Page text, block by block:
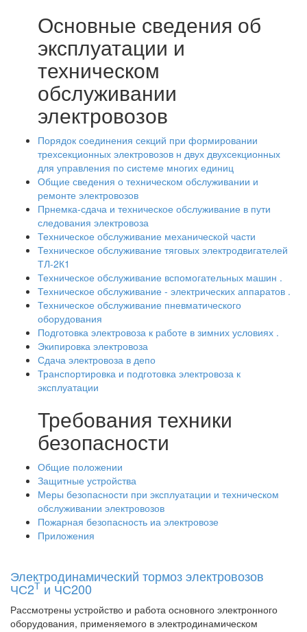
Основные сведения об
эксплуатации и
техническом
обслуживании
электровозов
Порядок соединения секций при формировании
трехсекционных электровозов н двух двухсекционных
для управления по системе многих единиц
Общие сведения о техническом обслуживании и
ремонте электровозов
Прнемка-сдача и техническое обслуживание в пути
следования электровоза
Техническое обслуживание механической части
Техническое обслуживание тяговых электродвигателей
ТЛ-2К1
Техническое обслуживание вспомогательных машин .
Техническое обслуживание - электрических аппаратов .
Техническое обслуживание пневматического
оборудования
Подготовка электровоза к работе в зимних условиях .
Экипировка электровоза
Сдача электровоза в депо
Транспортировка и подготовка электровоза к
эксплуатации
Требования техники
безопасности
Общие положении
Защитные устройства
Меры безопасности при эксплуатации и техническом
обслуживании электровозов
Пожарная безопасность иа электровозе
Приложения
Электродинамический тормоз электровозов
ЧС2Т и ЧС200
Рассмотрены устройство и работа основного электронного
оборудования, применяемого в электродинамическом